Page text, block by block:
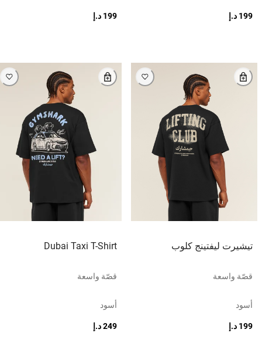
199 د.إ 199 د.إ
تيشيرت ليفتينج كلوب
قصّة واسعة
أسود
199 د.إ
Dubai Taxi T-Shirt
قصّة واسعة
أسود
249 د.إ